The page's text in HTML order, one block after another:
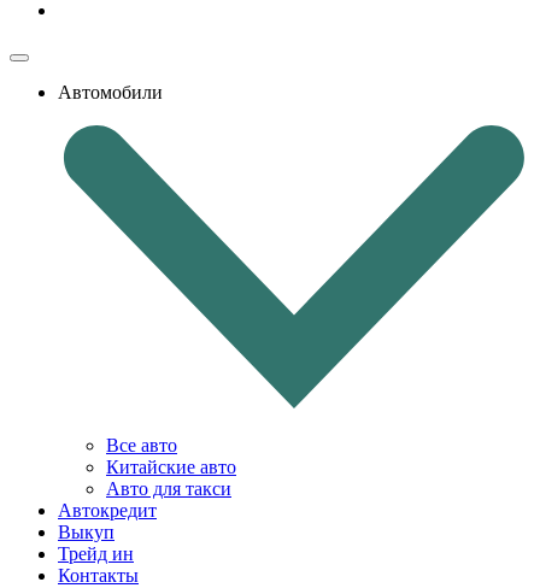
Автомобили
Все авто
Китайские авто
Авто для такси
Автокредит
Выкуп
Трейд ин
Контакты